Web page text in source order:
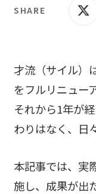
才流（サイル）
をフルリニュー
それから1年が
わりはなく、日
本記事では、実
施し、成果が出
SHARE